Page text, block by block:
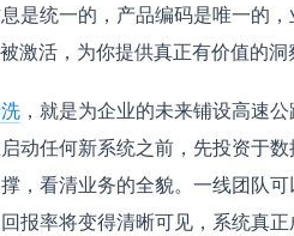
是统一的，产品编码是唯一的
激活，为你提供真正有价值的洞
，就是为企业的未来铺设高速
动任何新系统之前，先投资于
，看清业务的全貌。一线团队
报率将变得清晰可见，系统真正